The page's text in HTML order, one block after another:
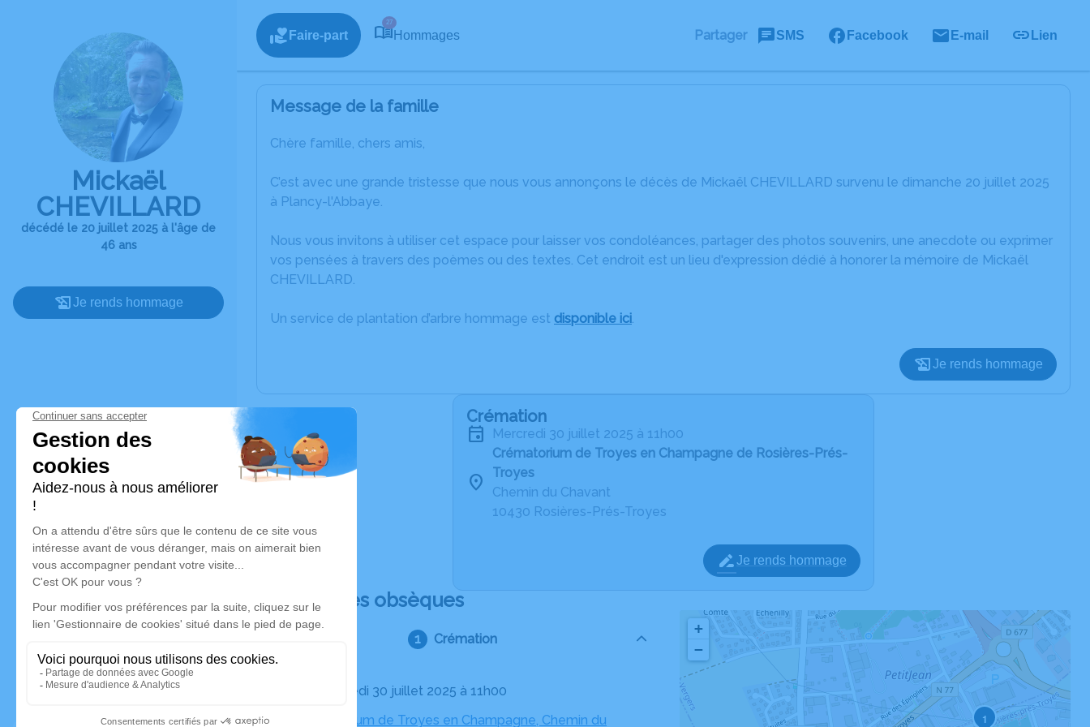
Mickaël
CHEVILLARD
décédé le 20 juillet 2025 à l'âge de
46 ans
Je rends hommage
Faire-part
27
Hommages Partager SMS Facebook E-mail Lien
Message de la famille
Chère famille, chers amis,
C’est avec une grande tristesse que nous vous annonçons le décès de Mickaël CHEVILLARD survenu le dimanche 20 juillet 2025
à Plancy-l'Abbaye.
Nous vous invitons à utiliser cet espace pour laisser vos condoléances, partager des photos souvenirs, une anecdote ou exprimer
vos pensées à travers des poèmes ou des textes. Cet endroit est un lieu d'expression dédié à honorer la mémoire de Mickaël
CHEVILLARD.
Un service de plantation d’arbre hommage est disponible ici.
Je rends hommage
Crémation
mercredi 30 juillet 2025 à 11h00
Crématorium de Troyes en Champagne de Rosières-Prés-
Troyes
Chemin du Chavant
10430 Rosières-Prés-Troyes
Je rends hommage
Déroulé des obsèques
Crémation
Le mercredi 30 juillet 2025 à 11h00
Crématorium de Troyes en Champagne, Chemin du
1
+
−